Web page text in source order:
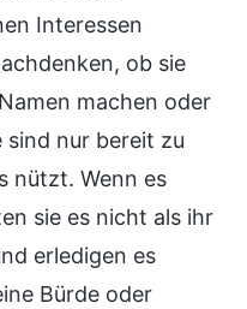
Interessen
ob sie
machen oder
nur bereit zu
nützt. Wenn es
sie es nicht als ihr
erledigen es
Bürde oder